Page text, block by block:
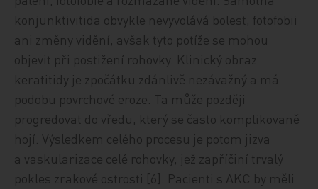
konjunktivitida obvykle nevyvolává bolest, fotofobii
ani změny vidění, avšak tyto potíže se mohou
objevit při postižení rohovky. Klinický obraz
keratitidy je zpočátku zdánlivě nezávažný a má
podobu povrchové eroze. Ta může později
progredovat do vředu, který se často komplikovaně
hojí. Výsledkem celého procesu je potom jizva
a vaskularizace celé rohovky, jež zapříčiní trvalý
pokles zrakové ostrosti [6]. Pacienti s AKC by měli